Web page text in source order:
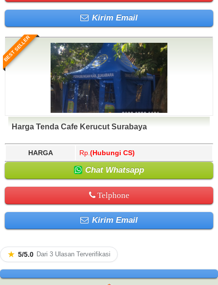
Kirim Email
BEST SELLER
Harga Tenda Cafe Kerucut Surabaya
HARGA Rp. (Hubungi CS)
Chat Whatsapp
Telphone
Kirim Email
★ 5/5.0 Dari 3 Ulasan Terverifikasi